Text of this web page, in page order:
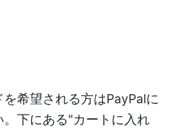
希望される方はPayPalに
下にある"カートに入れ